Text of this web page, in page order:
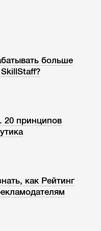
больше
20 принципов
как Рейтинг